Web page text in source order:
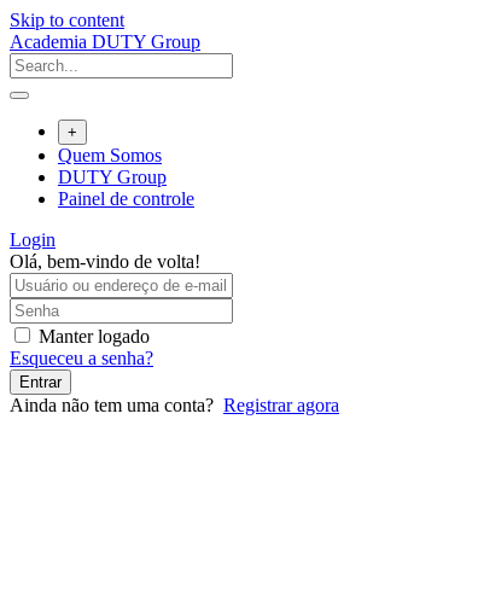
Skip to content
Academia DUTY Group
+
Quem Somos
DUTY Group
Painel de controle
Login
Olá, bem-vindo de volta!
Manter logado
Esqueceu a senha?
Entrar
Ainda não tem uma conta? Registrar agora